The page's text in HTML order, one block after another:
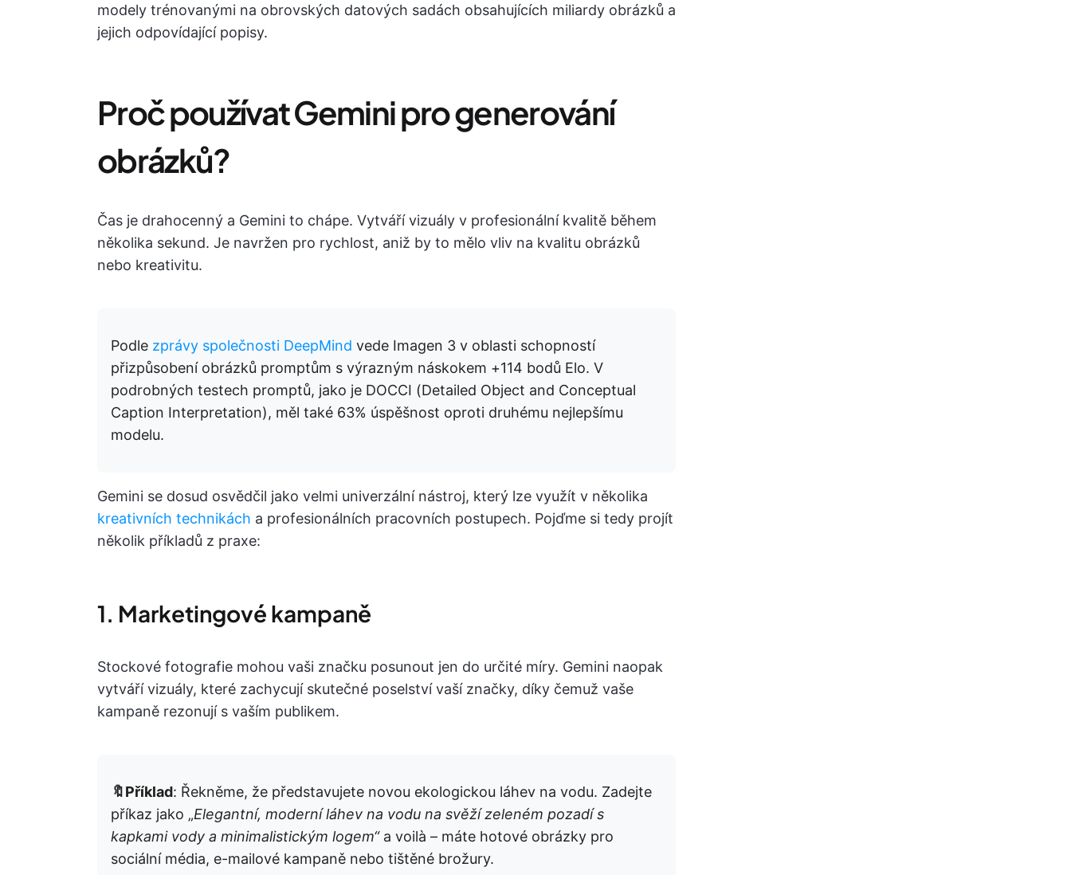
modely trénovanými na obrovských datových sadách obsahujících miliardy obrázků a
jejich odpovídající popisy.
Proč používat Gemini pro generování
obrázků?
Čas je drahocenný a Gemini to chápe. Vytváří vizuály v profesionální kvalitě během
několika sekund. Je navržen pro rychlost, aniž by to mělo vliv na kvalitu obrázků
nebo kreativitu.
Podle zprávy společnosti DeepMind vede Imagen 3 v oblasti schopností
přizpůsobení obrázků promptům s výrazným náskokem +114 bodů Elo. V
podrobných testech promptů, jako je DOCCI (Detailed Object and Conceptual
Caption Interpretation), měl také 63% úspěšnost oproti druhému nejlepšímu
modelu.
Gemini se dosud osvědčil jako velmi univerzální nástroj, který lze využít v několika
kreativních technikách a profesionálních pracovních postupech. Pojďme si tedy projít
několik příkladů z praxe:
1. Marketingové kampaně
Stockové fotografie mohou vaši značku posunout jen do určité míry. Gemini naopak
vytváří vizuály, které zachycují skutečné poselství vaší značky, díky čemuž vaše
kampaně rezonují s vaším publikem.
🔖Příklad: Řekněme, že představujete novou ekologickou láhev na vodu. Zadejte
příkaz jako „Elegantní, moderní láhev na vodu na svěží zeleném pozadí s
kapkami vody a minimalistickým logem“ a voilà – máte hotové obrázky pro
sociální média, e-mailové kampaně nebo tištěné brožury.